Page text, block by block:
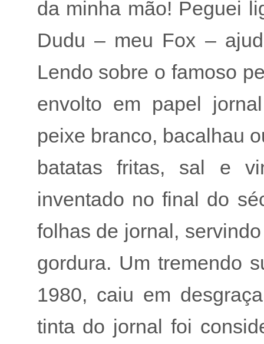
da minha mão! Peguei
Dudu – meu Fox –
Lendo sobre o famoso
envolto em papel
peixe branco, bacalhau
batatas fritas, sal e
inventado no final do
folhas de jornal,
gordura. Um tremendo
1980, caiu em
tinta do jornal foi